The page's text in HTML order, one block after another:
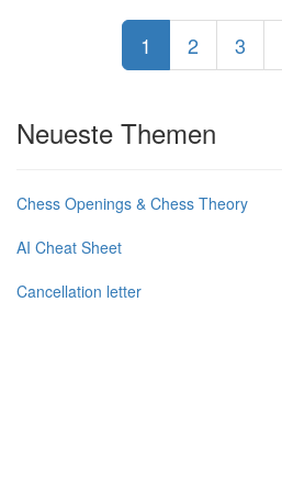
1 2 3
Neueste Themen
Chess Openings & Chess Theory
AI Cheat Sheet
Cancellation letter